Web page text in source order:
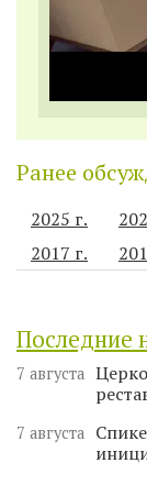
Ранее
2025 г.
2017 г.
Последние
7 августа
7 августа